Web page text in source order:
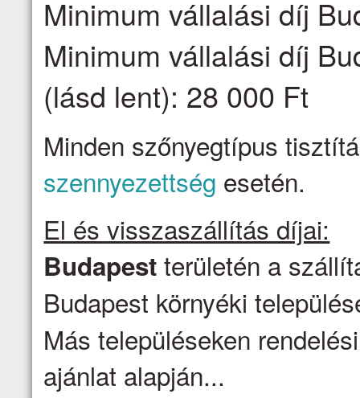
Minimum vállalási díj
Minimum vállalási díj
(lásd lent): 28 000 Ft
Minden szőnyegtípus
szennyezettség esetén.
El és visszaszállítás díjai:
Budapest területén a
Budapest környéki
Más településeken
ajánlat alapján...